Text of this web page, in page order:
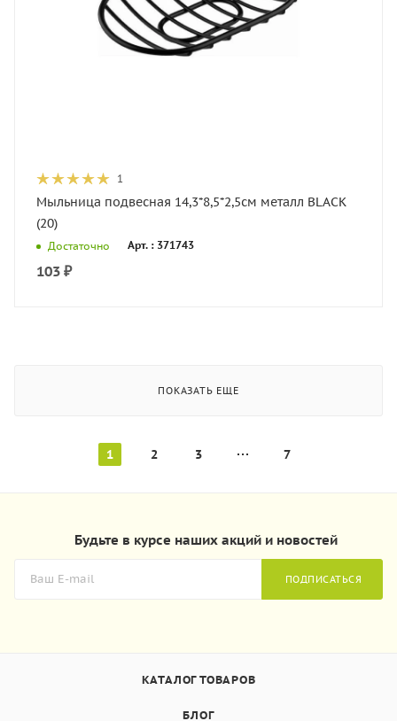
1
Мыльница подвесная 14,3*8,5*2,5см металл BLACK
(20)
Достаточно Арт. : 371743
103 ₽
ПОКАЗАТЬ ЕЩЕ
1 2 3 7
Будьте в курсе наших акций и новостей
ПОДПИСАТЬСЯ
КАТАЛОГ ТОВАРОВ
БЛОГ